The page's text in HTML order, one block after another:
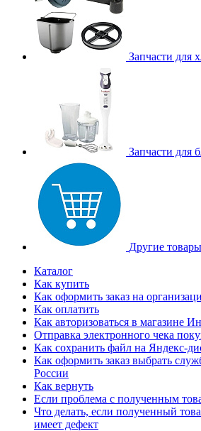
Запчасти для
Запчасти для
Другие
Каталог
Как купить
Как оформить заказ на
Как оплатить
Как авторизоваться в магазине
Отправка электронного чека
Как сохранить файл на Яндекс-
Как оформить заказ выбрать
России
Как вернуть
Если проблема с полученным
Что делать, если полученный
имеет дефект